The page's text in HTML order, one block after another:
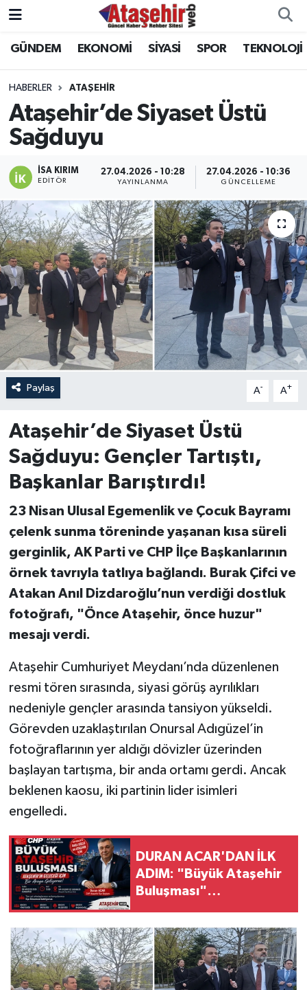
GÜNDEM EKONOMİ SİYASİ SPOR TEKNOLOJİ
HABERLER ATAŞEHİR
Ataşehir’de Siyaset Üstü
Sağduyu
İSA KIRIM
EDITÖR
27.04.2026 - 10:28
YAYINLANMA
27.04.2026 - 10:36
GÜNCELLEME
Paylaş A- A+
Ataşehir’de Siyaset Üstü
Sağduyu: Gençler Tartıştı,
Başkanlar Barıştırdı!
23 Nisan Ulusal Egemenlik ve Çocuk Bayramı
çelenk sunma töreninde yaşanan kısa süreli
gerginlik, AK Parti ve CHP İlçe Başkanlarının
örnek tavrıyla tatlıya bağlandı. Burak Çifci ve
Atakan Anıl Dizdaroğlu’nun verdiği dostluk
fotoğrafı, "Önce Ataşehir, önce huzur"
mesajı verdi.
Ataşehir Cumhuriyet Meydanı’nda düzenlenen
resmi tören sırasında, siyasi görüş ayrılıkları
nedeniyle gençler arasında tansiyon yükseldi.
Görevden uzaklaştırılan Onursal Adıgüzel’in
fotoğraflarının yer aldığı dövizler üzerinden
başlayan tartışma, bir anda ortamı gerdi. Ancak
beklenen kaosu, iki partinin lider isimleri
engelledi.
DURAN ACAR'DAN İLK
ADIM: "Büyük Ataşehir
Buluşması"
Hava Durumu
Trafik Durumu
Süper Lig Puan Durumu ve Fikstür
Haber Arşivi